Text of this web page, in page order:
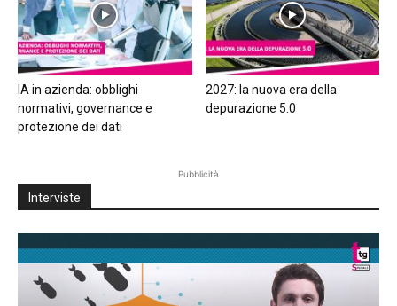
IA in azienda: obblighi
normativi, governance e
protezione dei dati
2027: la nuova era della
depurazione 5.0
Pubblicità
Interviste